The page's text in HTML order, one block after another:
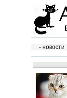
- новости